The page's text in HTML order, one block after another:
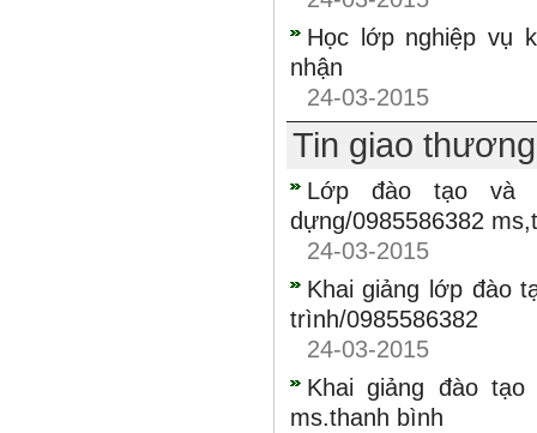
Học lớp nghiệp vụ
nhận
24-03-2015
Tin giao
Lớp đào tạo và
dựng/0985586382
24-03-2015
Khai giảng lớp đào
trình/0985586382
24-03-2015
Khai giảng đào
ms.thanh bình